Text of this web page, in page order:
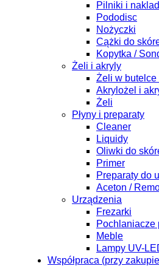
Pilniki i
Pododisc
Nożyczki
Cążki do
Kopytka /
Żeli i akryly
Żeli w butelce
Akrylożel i
Żeli
Płyny i preparaty
Cleaner
Liquidy
Oliwki do
Primer
Preparaty do
Aceton /
Urządzenia
Frezarki
Pochlaniacze
Meble
Lampy UV-
Współpraca (przy